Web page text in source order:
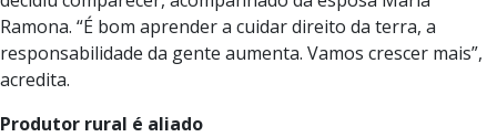
Ramona. “É bom aprender a cuidar direito da terra, a
responsabilidade da gente aumenta. Vamos crescer mais”,
acredita.
Produtor rural é aliado